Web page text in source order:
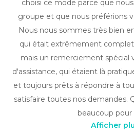
choisi ce mode parce que
groupe et que nous préférions
Nous nous sommes très bien
qui était extrêmement
mais un remerciement spécial
d'assistance, qui étaient là
et toujours prêts à répondre à
satisfaire toutes nos demandes.
beaucoup
Afficher